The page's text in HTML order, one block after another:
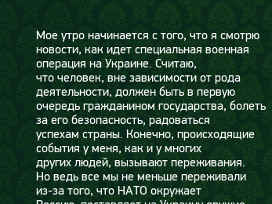
Мое утро начинается с того, что я смотрю
новости, как идет специальная военная
операция на Украине. Считаю,
что человек, вне зависимости от рода
деятельности, должен быть в первую
очередь гражданином государства, болеть
за его безопасность, радоваться
успехам страны. Конечно, происходящие
события у меня, как и у многих
других людей, вызывают переживания.
Но ведь все мы не меньше переживали
из-за того, что НАТО окружает